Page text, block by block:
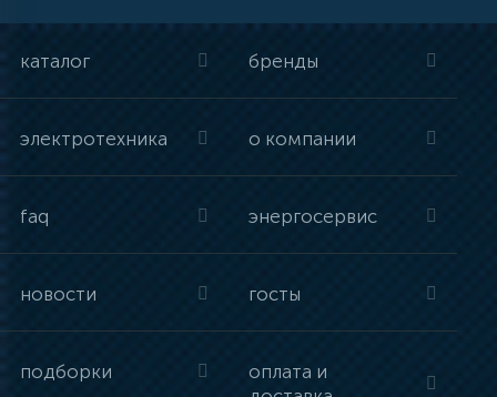
каталог бренды
электротехника о компании
faq энергосервис
новости госты
подборки
оплата и